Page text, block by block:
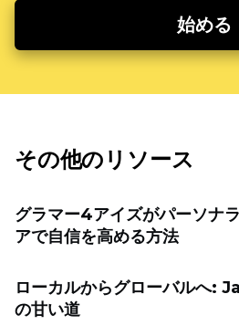
始める
その他のリソース
グラマー4アイズがパーソナ
アで自信を高める方法
ローカルからグローバルへ:
の甘い道